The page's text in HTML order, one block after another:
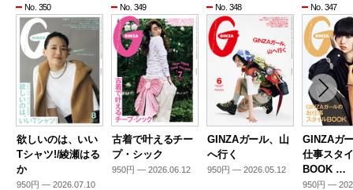
No. 350
欲しいのは、いい
Tシャツ!/綾瀬はる
か
950円 — 2026.07.10
No. 349
古着で叶えるチー
プ・シック
950円 — 2026.06.12
No. 348
GINZAガール、山
へ行く
950円 — 2026.05.12
No. 347
GINZAガ
仕事スタ
BOOK …
950円 —